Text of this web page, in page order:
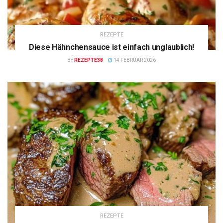
REZEPTE
Diese Hähnchensauce ist einfach unglaublich!
BY REZEPTE38 14 FEBRUAR 2026
REZEPTE